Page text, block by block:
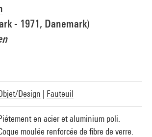
- 1971, Danemark)
Design Fauteuil
en acier et aluminium poli.
moulée renforcée de fibre de verre.